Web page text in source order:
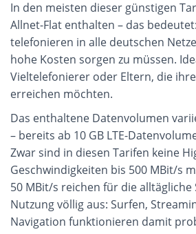
In den meisten dieser günstigen
Allnet-Flat enthalten – das
telefonieren in alle deutschen
hohe Kosten sorgen zu müssen.
Vieltelefonierer oder Eltern, die
erreichen möchten.
Das enthaltene Datenvolumen
– bereits ab 10 GB LTE-
Zwar sind in diesen Tarifen keine
Geschwindigkeiten bis 500 MBit/s
50 MBit/s reichen für die
Nutzung völlig aus: Surfen,
Navigation funktionieren damit